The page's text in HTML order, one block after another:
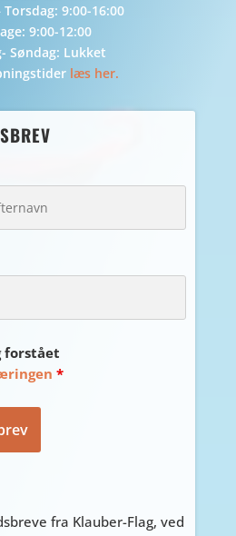
Torsdag: 9:00-16:00
9:00-12:00
Søndag: Lukket
læs her.
forstået
*
fra Klauber-Flag, ved